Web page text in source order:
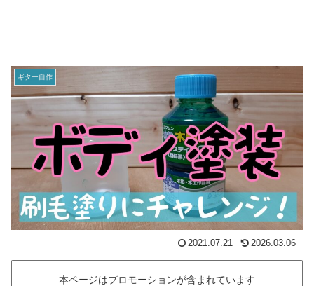
ギター自作
2021.07.21 2026.03.06
本ページはプロモーションが含まれています